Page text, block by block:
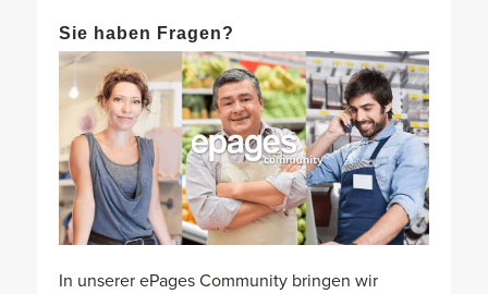
Sie haben Fragen?
In unserer ePages Community bringen wir